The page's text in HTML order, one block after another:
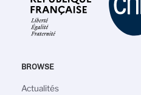
BROWSE
Navigation
Actualités